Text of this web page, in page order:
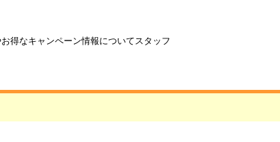
得なキャンペーン情報についてスタッフ